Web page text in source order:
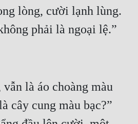
lòng, cười lạnh lùng.
là áo choàng màu
cây cung màu bạc?”